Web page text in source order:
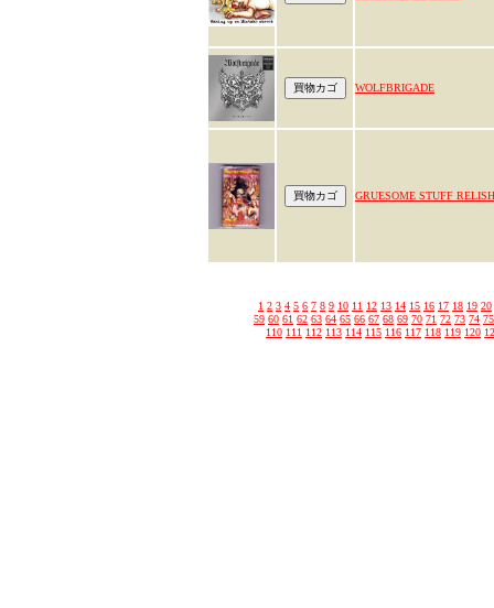
WOLFBRIGADE
GRUESOME STUFF RELISH
1 2 3 4 5 6 7 8 9 10 11 12 13 14 15 16 17 18 19 20
59 60 61 62 63 64 65 66 67 68 69 70 71 72 73 74 75
110 111 112 113 114 115 116 117 118 119 120